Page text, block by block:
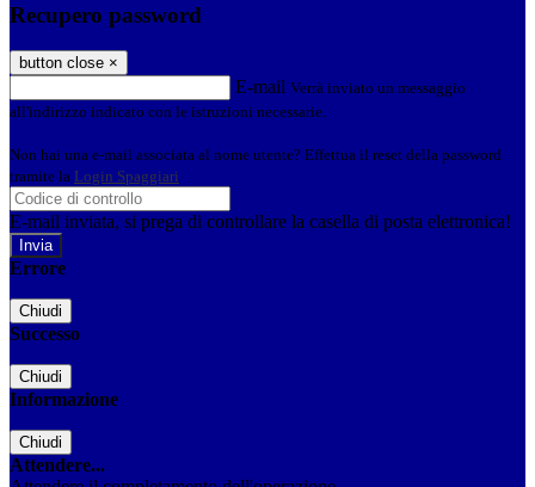
Recupero password
button close ×
E-mail Verrà inviato un messaggio
all'indirizzo indicato con le istruzioni necessarie.
Non hai una e-mail associata al nome utente? Effettua il reset della password
tramite la Login Spaggiari
E-mail inviata, si prega di controllare la casella di posta elettronica!
Errore
Chiudi
Successo
Chiudi
Informazione
Chiudi
Attendere...